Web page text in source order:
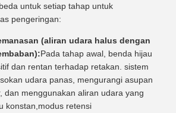
untuk setiap tahap untuk
pengeringan:
(aliran udara halus dengan
Pada tahap awal, benda hijau
dan rentan terhadap retakan. sistem
udara panas, mengurangi asupan
dan menggunakan aliran udara yang
konstan,modus retensi